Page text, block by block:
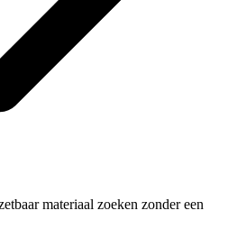
materiaal zoeken zonder een